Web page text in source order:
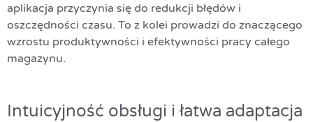
aplikacja przyczynia się do redukcji błędów i
oszczędności czasu. To z kolei prowadzi do znaczącego
wzrostu produktywności i efektywności pracy całego
magazynu.
Intuicyjność obsługi i łatwa adaptacja